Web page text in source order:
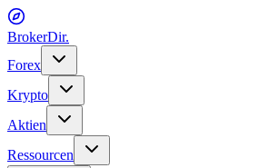
BrokerDir.
Forex
Krypto
Aktien
Ressourcen